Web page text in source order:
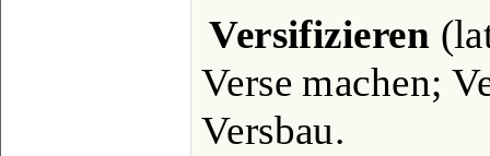
Versifizieren
Verse machen;
Versbau.